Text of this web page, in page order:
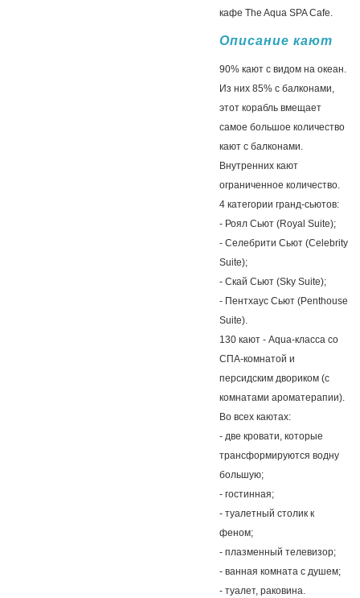
кафе The Aqua SPA Cafe.
Описание кают
90% кают с видом на океан.
Из них 85% с балконами,
этот корабль вмещает
самое большое количество
кают с балконами.
Внутренних кают
ограниченное количество.
4 категории гранд-сьютов:
- Роял Сьют (Royal Suite);
- Селебрити Сьют (Celebrity
Suite);
- Скай Сьют (Sky Suite);
- Пентхаус Сьют (Penthouse
Suite).
130 кают - Aqua-класса со
СПА-комнатой и
персидским двориком (с
комнатами ароматерапии).
Во всех каютах:
- две кровати, которые
трансформируются водну
большую;
- гостинная;
- туалетный столик к
феном;
- плазменный телевизор;
- ванная комната с душем;
- туалет, раковина.